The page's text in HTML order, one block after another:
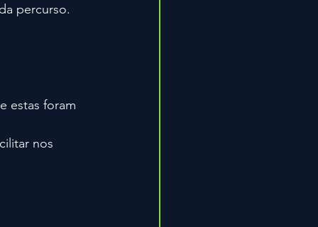
percurso.
estas foram
nos